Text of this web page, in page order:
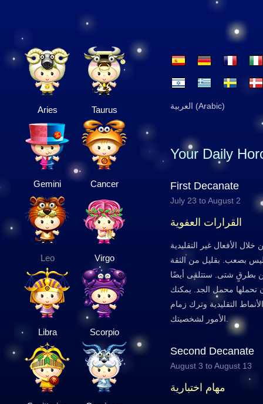
Aries Taurus
Gemini Cancer
Leo Virgo
Libra Scorpio
العربية (Arabic)
Your Daily
First Decanate
July 23 to August 2
القرارات العفوية
الأفعال غير التقليدية
بصعب. بقليل من الثقة
بطرقٍ شتى. ستتلقى أيضًا
تحملها محمل الجد. يمكنك
التقليدية وترك زمام
Second Decanate
August 3 to August 13
مهام اختبارية